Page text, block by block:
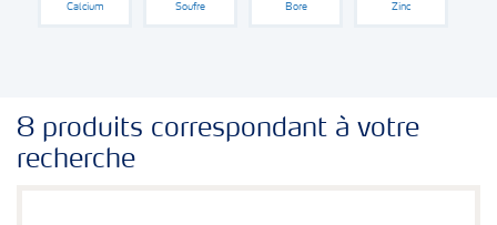
Calcium Soufre Bore Zinc
8 produits correspondant à votre
recherche